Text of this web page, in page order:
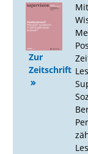
Zur
Zeitschrift